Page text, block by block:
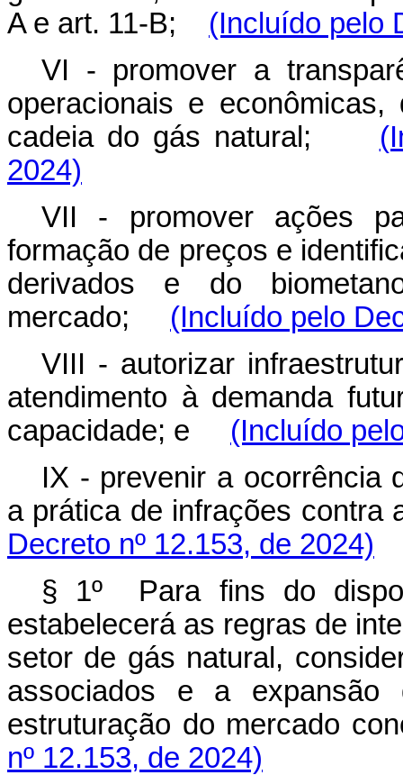
A e art. 11-B; (Incluído pelo
VI - promover a
operacionais e
cadeia do gás natural;
2024)
VII - promover ações
formação de preços e
derivados e do
mercado; (Incluído pelo
VIII - autorizar
atendimento à demanda
capacidade; e (Incluído
IX - prevenir a ocorrência
a prática de infrações
Decreto nº 12.153, de 2024)
§ 1º Para fins do
estabelecerá as regras de
setor de gás natural,
associados e a
estruturação do mercado
nº 12.153, de 2024)